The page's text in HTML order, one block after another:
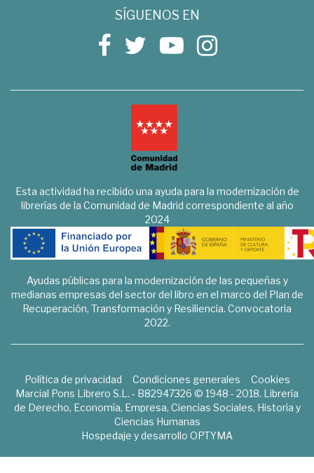
SÍGUENOS EN
Esta actividad ha recibido una ayuda para la modernización de
librerías de la Comunidad de Madrid correspondiente al año
2024
Ayudas públicas para la modernización de las pequeñas y
medianas empresas del sector del libro en el marco del Plan de
Recuperación, Transformación y Resiliencia. Convocatoria
2022.
Política de privacidad Condiciones generales
Cookies
Marcial Pons Librero S.L. - B82947326 © 1948 - 2018. Librería
de Derecho, Economía, Empresa, Ciencias Sociales, Historia y
Ciencias Humanas
Hospedaje y desarrollo OPTYMA